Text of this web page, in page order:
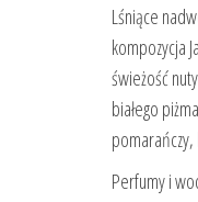
Lśniące
kompozycja
świeżość
białego
Perfumy i